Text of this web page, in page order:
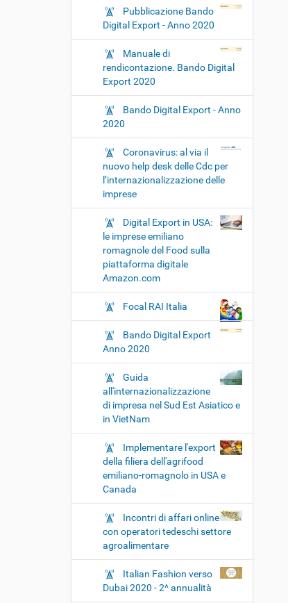
Pubblicazione Bando
Digital Export - Anno 2020
Manuale di
rendicontazione. Bando Digital
Export 2020
Bando Digital Export - Anno
2020
Coronavirus: al via il
nuovo help desk delle Cdc per
l’internazionalizzazione delle
imprese
Digital Export in USA:
le imprese emiliano
romagnole del Food sulla
piattaforma digitale
Amazon.com
Focal RAI Italia
Bando Digital Export
Anno 2020
Guida
all'internazionalizzazione
di impresa nel Sud Est Asiatico e
in VietNam
Implementare l'export
della filiera dell'agrifood
emiliano-romagnolo in USA e
Canada
Incontri di affari online
con operatori tedeschi settore
agroalimentare
Italian Fashion verso
Dubai 2020 - 2^ annualità